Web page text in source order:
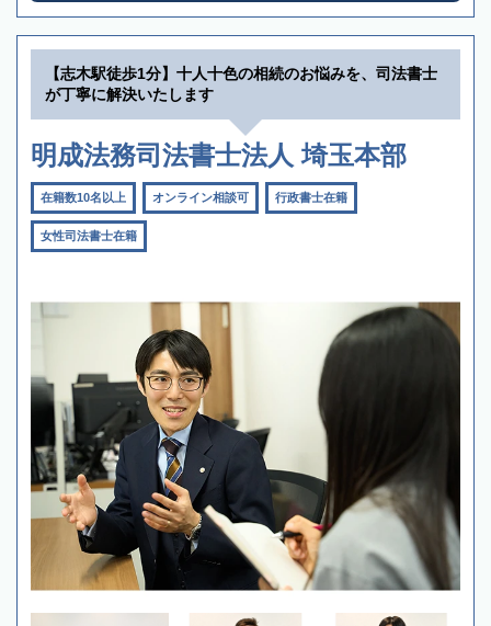
【志木駅徒歩1分】十人十色の相続のお悩みを、司法書士
が丁寧に解決いたします
明成法務司法書士法人 埼玉本部
在籍数10名以上 オンライン相談可 行政書士在籍
女性司法書士在籍